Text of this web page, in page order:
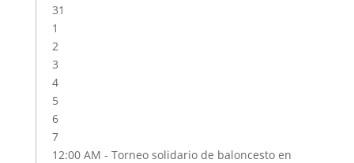
31
1
2
3
4
5
6
7
12:00 AM - Torneo solidario de baloncesto en